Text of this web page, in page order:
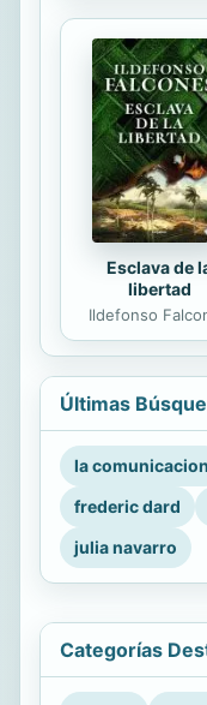
Esclava de
libertad
Ildefonso
Últimas
la comunicacion
frederic dard
julia navarro
Categorías